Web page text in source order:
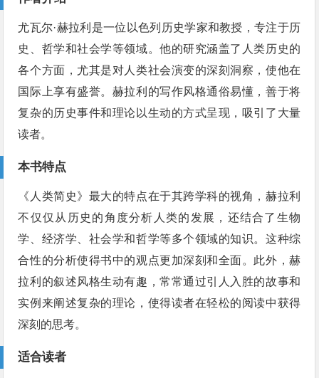
尤瓦尔·赫拉利是一位以色列历史学家和教授，专注于历
史、哲学和社会学等领域。他的研究涵盖了人类历史的
各个方面，尤其是对人类社会演变的深刻洞察，使他在
国际上享有盛誉。赫拉利的写作风格通俗易懂，善于将
复杂的历史事件和理论以生动的方式呈现，吸引了大量
读者。
本书特点
《人类简史》最大的特点在于其跨学科的视角，赫拉利
不仅仅从历史的角度分析人类的发展，还结合了生物
学、经济学、社会学和哲学等多个领域的知识。这种综
合性的分析使得书中的观点更加深刻和全面。此外，赫
拉利的叙述风格生动有趣，常常通过引人入胜的故事和
实例来阐述复杂的理论，使得读者在轻松的阅读中获得
深刻的思考。
适合读者